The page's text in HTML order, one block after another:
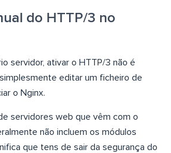
do HTTP/3 no
servidor, ativar o HTTP/3 não é
editar um ficheiro de
o Nginx.
servidores web que vêm com o
não incluem os módulos
que tens de sair da segurança do